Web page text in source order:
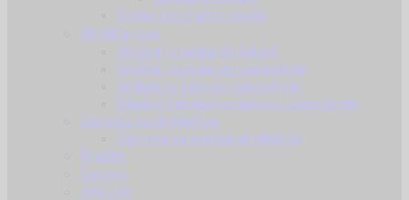
Dodaci za zračno oružje
Streličarstvo
Složeni i standardni lukovi
Složeni i standardni samostreli
Strijele za lukove i samostrele
Dijelovi i dodaci za lukove i samostrele
Oprema za streljaštvo
Oprema za trening streljaštva
Pračke
Surplus
AKCIJA